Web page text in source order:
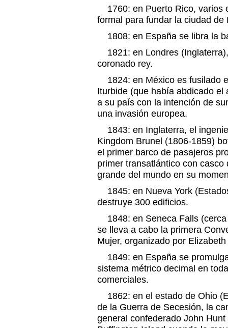
1760: en Puerto Rico, varios
formal para fundar la ciudad de
1808: en España se libra la
1821: en Londres
coronado rey.
1824: en México es fusilado
Iturbide (que había abdicado
a su país con la intención de
una invasión europea.
1843: en Inglaterra, el
Kingdom Brunel (1806-1859)
el primer barco de pasajeros
primer transatlántico con
grande del mundo en su
1845: en Nueva York
destruye 300 edificios.
1848: en Seneca Falls (cerca
se lleva a cabo la primera
Mujer, organizado por
1849: en España se
sistema métrico decimal en
comerciales.
1862: en el estado de Ohio
de la Guerra de Secesión, la
general confederado John